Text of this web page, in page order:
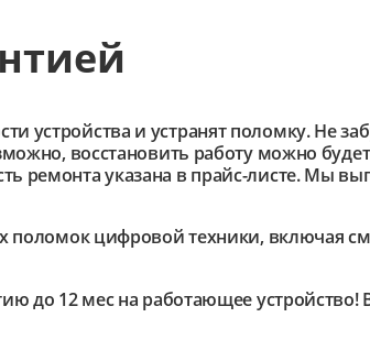
и устранят поломку. Не
восстановить работу можно
ремонта указана в прайс-листе. Мы
поломок цифровой техники, включая
до 12 мес на работающее